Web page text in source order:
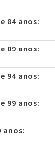
84 anos:
89 anos:
94 anos:
99 anos:
anos: